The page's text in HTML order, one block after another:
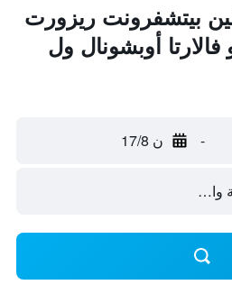
بيتشفرونت ريزورت
أوبشونال ول
- ن 17/8